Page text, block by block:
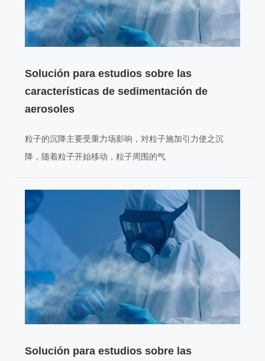
Solución para estudios sobre las
características de sedimentación de
aerosoles
粒子的沉降主要受重力场影响，对粒子施加引力使之沉
降，随着粒子开始移动，粒子周围的气
Solución para estudios sobre las